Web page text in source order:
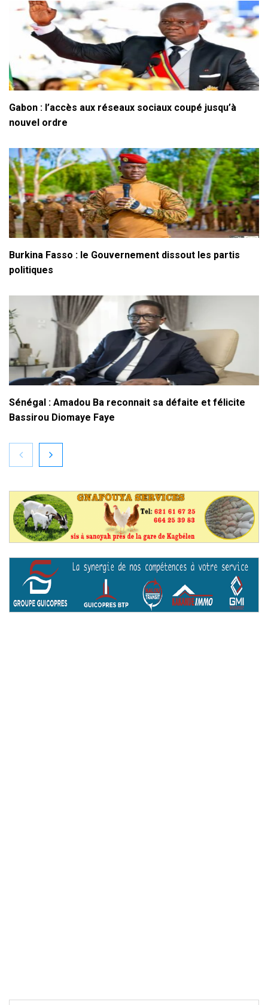
Gabon : l’accès aux réseaux sociaux coupé jusqu’à
nouvel ordre
Burkina Fasso : le Gouvernement dissout les partis
politiques
Sénégal : Amadou Ba reconnait sa défaite et félicite
Bassirou Diomaye Faye